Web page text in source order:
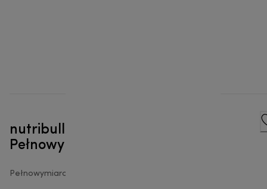
nutribullet® Combo -
Pełnowymiarowy blender
Pełnowymiarowe blendery